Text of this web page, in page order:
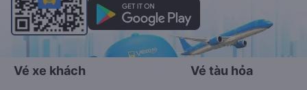
Vé xe khách Vé tàu hỏa